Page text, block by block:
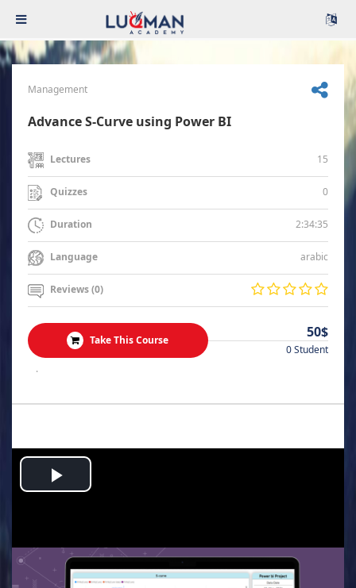
Management
Advance S-Curve using Power BI
Lectures 15
Quizzes 0
Duration 2:34:35
Language arabic
Reviews (0)
Take This Course 50$
0 Student
.
Play